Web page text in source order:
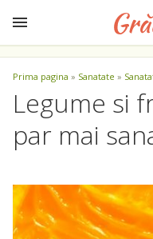
Prima pagina » Sanatate »
Legume si
par mai